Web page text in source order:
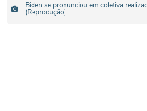
Biden se pronunciou em coletiva
(Reprodução)